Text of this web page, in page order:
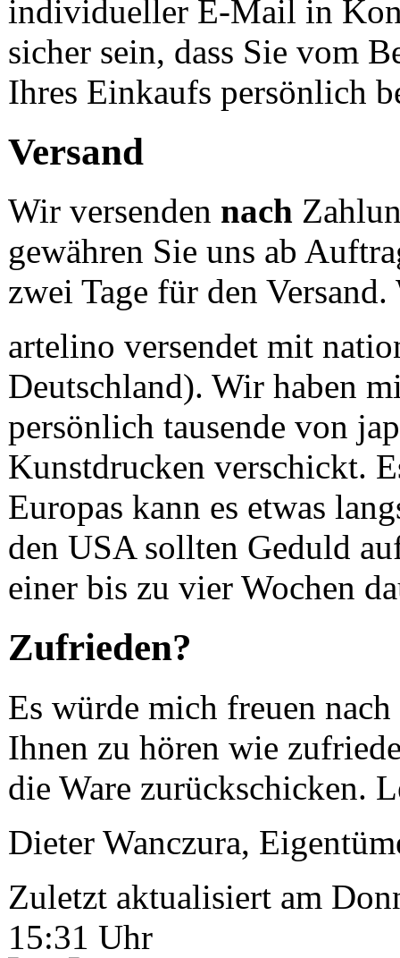
individueller E-Mail in
sicher sein, dass Sie vom
Ihres Einkaufs persönlich
Versand
Wir versenden nach
gewähren Sie uns ab
zwei Tage für den
artelino versendet mit
Deutschland). Wir haben
persönlich tausende von
Kunstdrucken verschickt.
Europas kann es etwas
den USA sollten Geduld
einer bis zu vier Wochen
Zufrieden?
Es würde mich freuen
Ihnen zu hören wie
die Ware zurückschicken.
Dieter Wanczura,
Zuletzt aktualisiert am
15:31 Uhr